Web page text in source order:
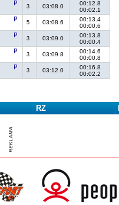
3 03:08.0
00:12.8
00:02.1
5 03:08.6
00:13.4
00:00.6
3 03:09.0
00:13.8
00:00.4
3 03:09.8
00:14.6
00:00.8
3 03:12.0
00:16.8
00:02.2
RZ